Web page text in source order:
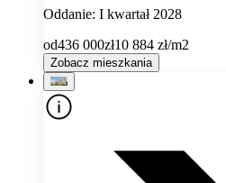
Oddanie: I kwartał 2028
od436 000zł10 884 zł/m2
Zobacz mieszkania